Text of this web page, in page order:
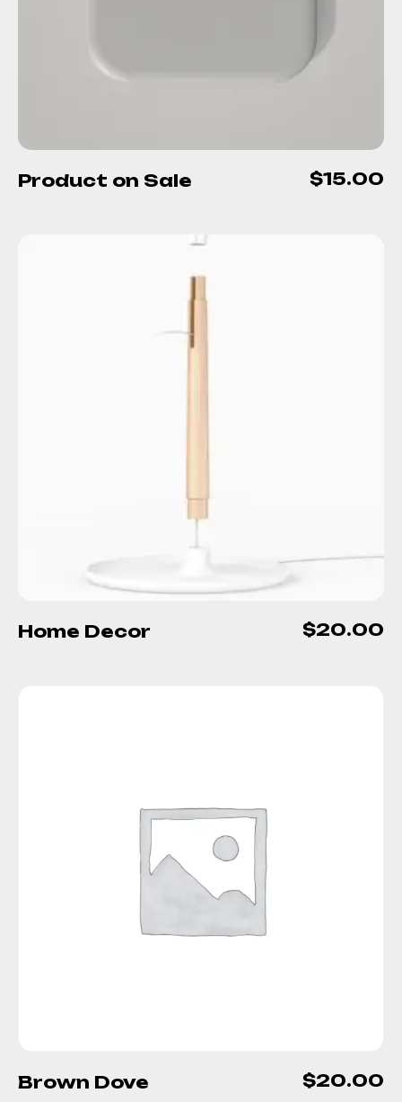
Product on Sale $15.00
Home Decor $20.00
Brown Dove $20.00